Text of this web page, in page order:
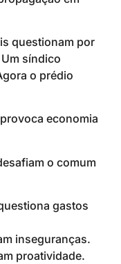
questionam por
síndico
o prédio
economia
o comum
gastos
inseguranças.
proatividade.